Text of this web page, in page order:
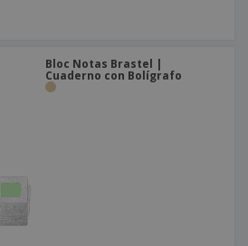
Bloc Notas Brastel |
Cuaderno con Bolígrafo